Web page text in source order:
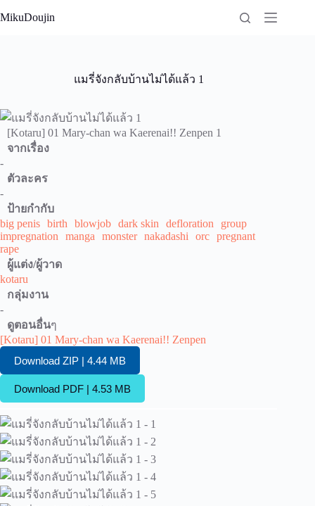
to
MikuDoujin
แมรี่จังกลับบ้านไม่ได้แล้ว 1
[Kotaru] 01 Mary-chan wa Kaerenai!! Zenpen 1
จากเรื่อง
-
ตัวละคร
-
ป้ายกำกับ
big penis birth blowjob dark skin defloration
group
impregnation
manga monster nakadashi orc pregnant
rape
ผู้แต่ง/ผู้วาด
kotaru
กลุ่มงาน
-
ดูตอนอื่นๆ
[Kotaru] 01 Mary-chan wa Kaerenai!! Zenpen
Download ZIP | 4.44 MB
Download PDF | 4.53 MB